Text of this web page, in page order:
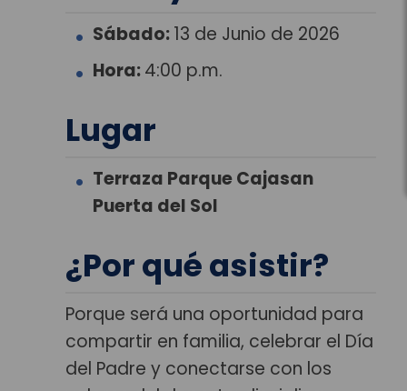
Sábado:13 de Junio de 2026
Hora:4:00 p.m.
Lugar
Terraza Parque Cajasan
Puerta del Sol
¿Por qué asistir?
Porque será una oportunidad para
compartir en familia, celebrar el Día
del Padre y conectarse con los